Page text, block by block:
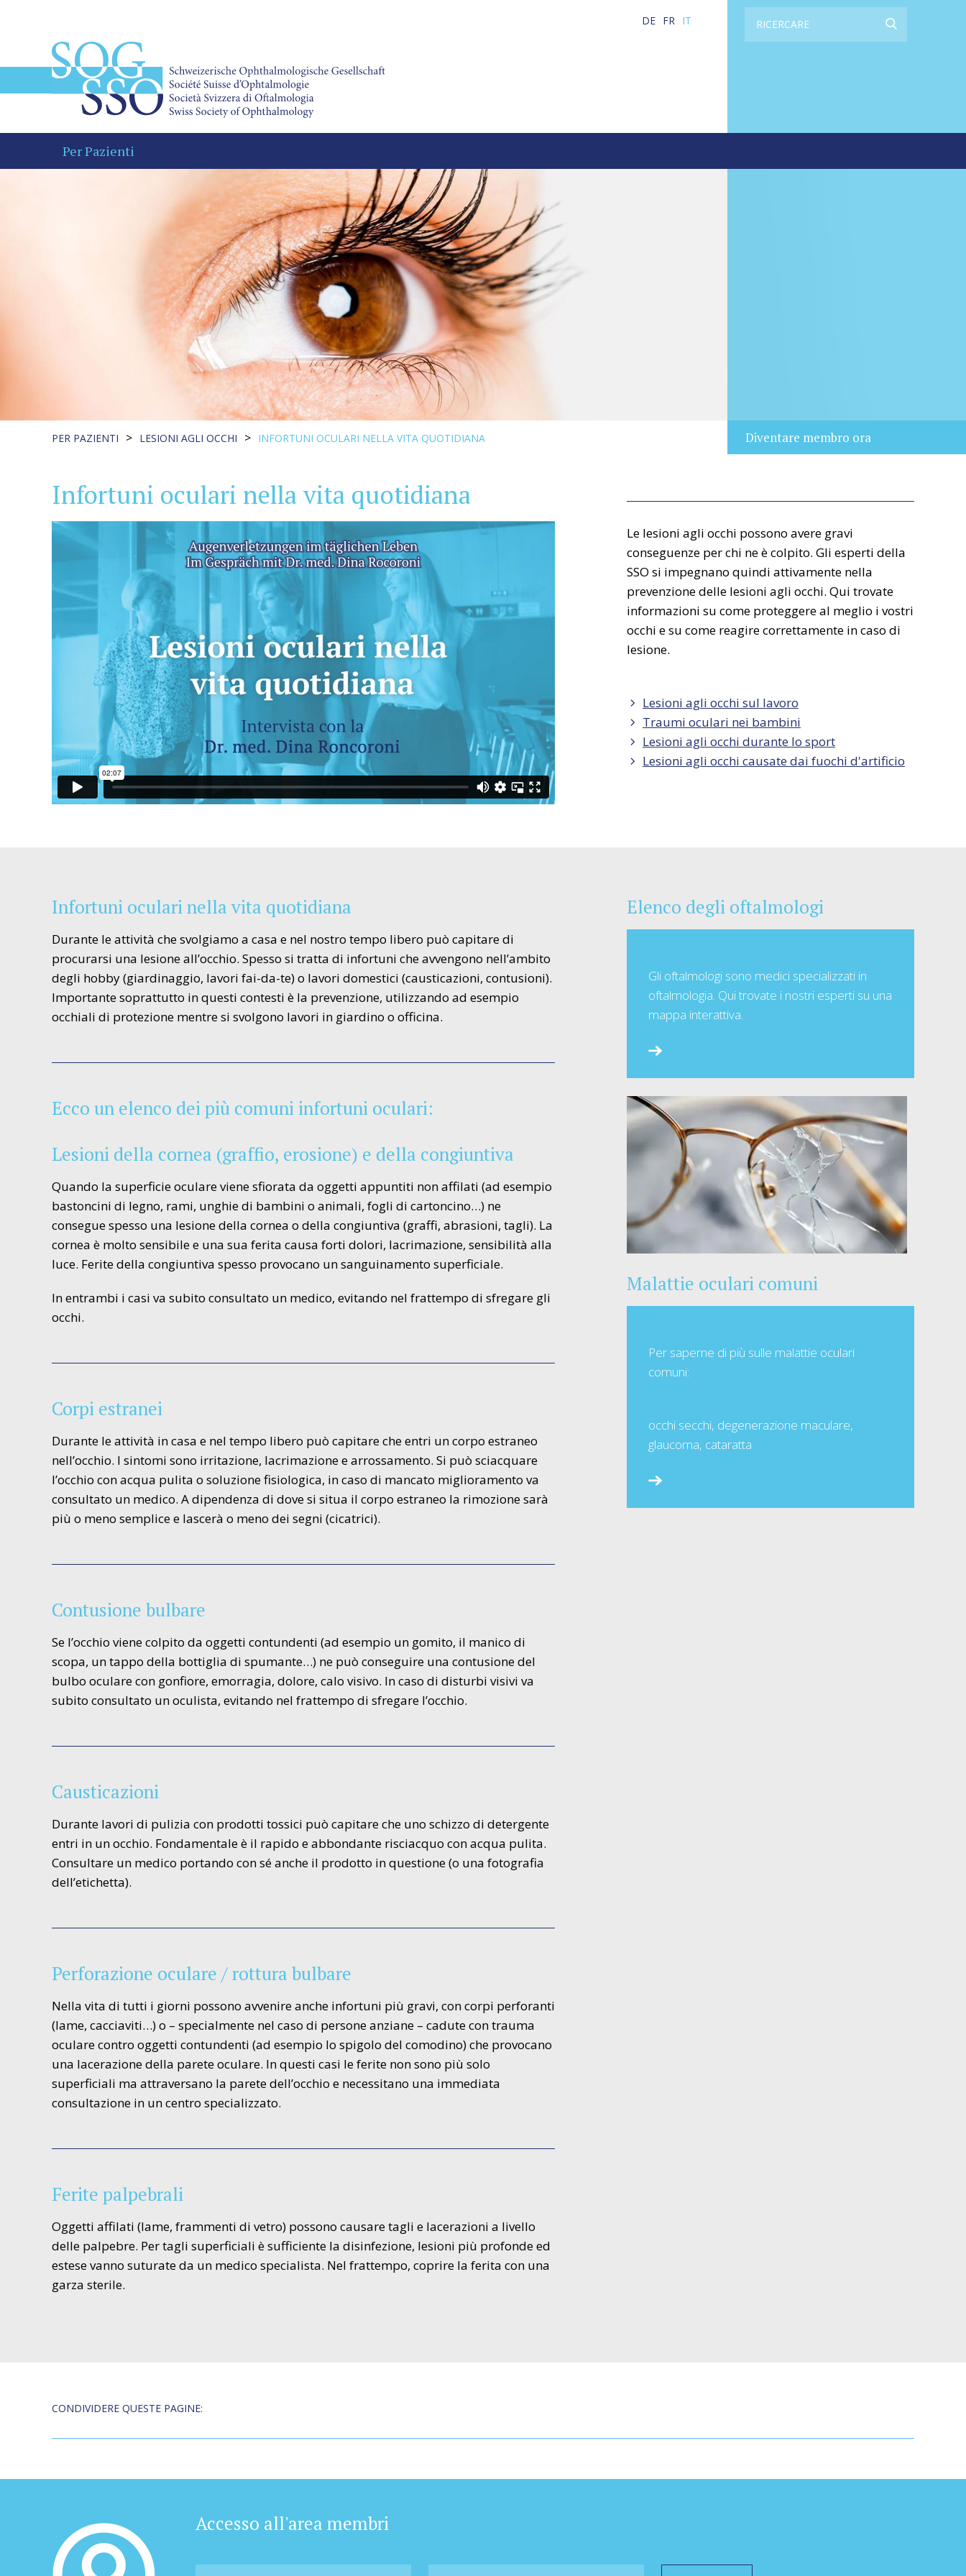
DE FR IT
Per Pazienti
PER PAZIENTI > LESIONI AGLI OCCHI > INFORTUNI OCULARI NELLA VITA QUOTIDIANA Diventare membro ora
Infortuni oculari nella vita quotidiana
Le lesioni agli occhi possono avere gravi
conseguenze per chi ne è colpito. Gli esperti della
SSO si impegnano quindi attivamente nella
prevenzione delle lesioni agli occhi. Qui trovate
informazioni su come proteggere al meglio i vostri
occhi e su come reagire correttamente in caso di
lesione.
Lesioni agli occhi sul lavoro
Traumi oculari nei bambini
Lesioni agli occhi durante lo sport
Lesioni agli occhi causate dai fuochi d'artificio
Infortuni oculari nella vita quotidiana
Durante le attività che svolgiamo a casa e nel nostro tempo libero può capitare di
procurarsi una lesione all’occhio. Spesso si tratta di infortuni che avvengono nell’ambito
degli hobby (giardinaggio, lavori fai-da-te) o lavori domestici (causticazioni, contusioni).
Importante soprattutto in questi contesti è la prevenzione, utilizzando ad esempio
occhiali di protezione mentre si svolgono lavori in giardino o officina.
Ecco un elenco dei più comuni infortuni oculari:
Lesioni della cornea (graffio, erosione) e della congiuntiva
Quando la superficie oculare viene sfiorata da oggetti appuntiti non affilati (ad esempio
bastoncini di legno, rami, unghie di bambini o animali, fogli di cartoncino…) ne
consegue spesso una lesione della cornea o della congiuntiva (graffi, abrasioni, tagli). La
cornea è molto sensibile e una sua ferita causa forti dolori, lacrimazione, sensibilità alla
luce. Ferite della congiuntiva spesso provocano un sanguinamento superficiale.
In entrambi i casi va subito consultato un medico, evitando nel frattempo di sfregare gli
occhi.
Corpi estranei
Durante le attività in casa e nel tempo libero può capitare che entri un corpo estraneo
nell’occhio. I sintomi sono irritazione, lacrimazione e arrossamento. Si può sciacquare
l’occhio con acqua pulita o soluzione fisiologica, in caso di mancato miglioramento va
consultato un medico. A dipendenza di dove si situa il corpo estraneo la rimozione sarà
più o meno semplice e lascerà o meno dei segni (cicatrici).
Contusione bulbare
Se l’occhio viene colpito da oggetti contundenti (ad esempio un gomito, il manico di
scopa, un tappo della bottiglia di spumante…) ne può conseguire una contusione del
bulbo oculare con gonfiore, emorragia, dolore, calo visivo. In caso di disturbi visivi va
subito consultato un oculista, evitando nel frattempo di sfregare l’occhio.
Causticazioni
Durante lavori di pulizia con prodotti tossici può capitare che uno schizzo di detergente
entri in un occhio. Fondamentale è il rapido e abbondante risciacquo con acqua pulita.
Consultare un medico portando con sé anche il prodotto in questione (o una fotografia
dell’etichetta).
Perforazione oculare / rottura bulbare
Nella vita di tutti i giorni possono avvenire anche infortuni più gravi, con corpi perforanti
(lame, cacciaviti…) o – specialmente nel caso di persone anziane – cadute con trauma
oculare contro oggetti contundenti (ad esempio lo spigolo del comodino) che provocano
una lacerazione della parete oculare. In questi casi le ferite non sono più solo
superficiali ma attraversano la parete dell’occhio e necessitano una immediata
consultazione in un centro specializzato.
Ferite palpebrali
Oggetti affilati (lame, frammenti di vetro) possono causare tagli e lacerazioni a livello
delle palpebre. Per tagli superficiali è sufficiente la disinfezione, lesioni più profonde ed
estese vanno suturate da un medico specialista. Nel frattempo, coprire la ferita con una
garza sterile.
Elenco degli oftalmologi
Gli oftalmologi sono medici specializzati in
oftalmologia. Qui trovate i nostri esperti su una
mappa interattiva.
Malattie oculari comuni
Per saperne di più sulle malattie oculari
comuni:
occhi secchi, degenerazione maculare,
glaucoma, cataratta
CONDIVIDERE QUESTE PAGINE:
Accesso all'area membri